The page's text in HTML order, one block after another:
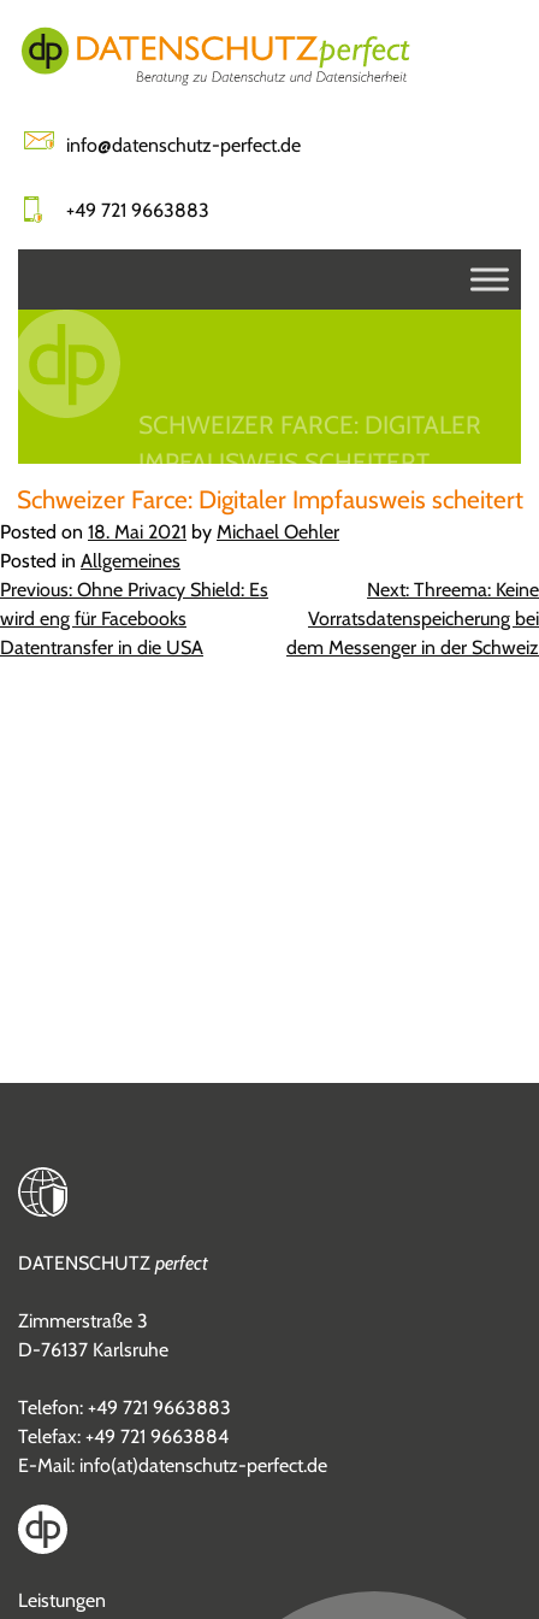
content
info@datenschutz-perfect.de
+49 721 9663883
SCHWEIZER FARCE: DIGITALER
IMPFAUSWEIS SCHEITERT
Schweizer Farce: Digitaler Impfausweis scheitert
Posted on 18. Mai 2021 by Michael Oehler
Posted in Allgemeines
Beitragsnavigation
Previous: Ohne Privacy Shield: Es
wird eng für Facebooks
Datentransfer in die USA
Next: Threema: Keine
Vorratsdatenspeicherung bei
dem Messenger in der Schweiz
DATENSCHUTZ perfect
Zimmerstraße 3
D-76137 Karlsruhe
Telefon: +49 721 9663883
Telefax: +49 721 9663884
E-Mail: info(at)datenschutz-perfect.de
Leistungen